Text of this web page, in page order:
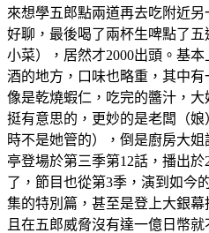
來想學五郎點兩道再去吃附近
好聊，最後喝了兩杯生啤點了
小菜），居然才2000出頭。基
酒的地方，口味也略重，其中有
像是乾燒蝦仁，吃完的醬汁，
挺有意思的，更妙的是老闆（
時不是她管的），倒是廚房大
亭登場於第三季第12話，播出
了，節目也從第3季，演到如今
集的特別篇，甚至是登上大銀
且在五郎威脅沒有達一億日幣